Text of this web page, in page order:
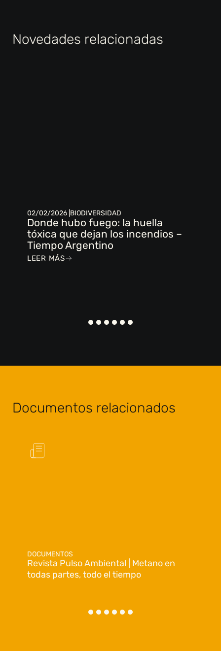
Novedades relacionadas
02/02/2026 | BIODIVERSIDAD
Donde hubo fuego: la huella
tóxica que dejan los incendios –
Tiempo Argentino
LEER MÁS
Documentos relacionados
DOCUMENTOS
Revista Pulso Ambiental | Metano en
todas partes, todo el tiempo